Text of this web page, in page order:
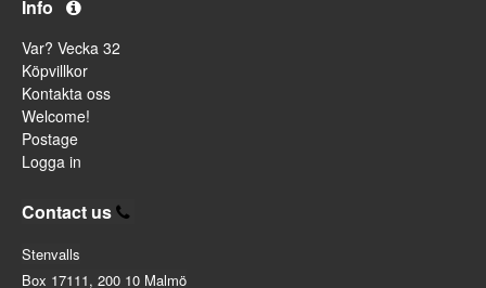
Info
Var? Vecka 32
Köpvillkor
Kontakta oss
Welcome!
Postage
Logga in
Contact us
Stenvalls
Box 17111, 200 10 Malmö